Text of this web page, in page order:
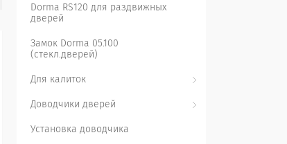
Dorma RS120 для раздвижных
дверей
Замок Dorma 05.100
(стекл.дверей)
Для калиток
Доводчики дверей
Установка доводчика